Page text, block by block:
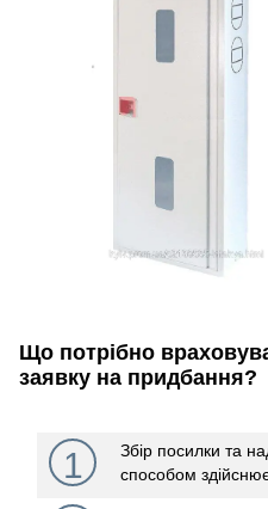
Що потрібно
заявку на придбання?
1
Збір посилки та
способом